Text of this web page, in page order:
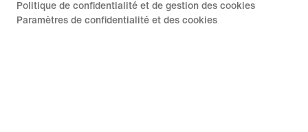
Politique de confidentialité et de gestion des cookies
Paramètres de confidentialité et des cookies